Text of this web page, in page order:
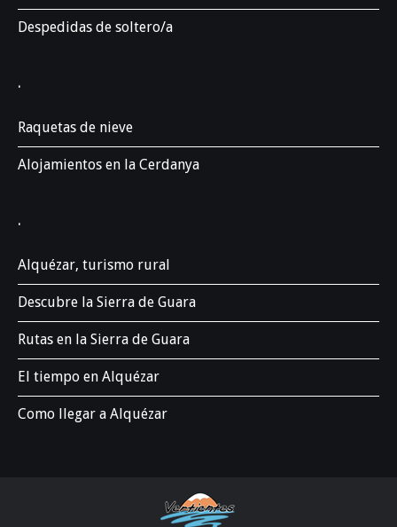
Despedidas de soltero/a
.
Raquetas de nieve
Alojamientos en la Cerdanya
.
Alquézar, turismo rural
Descubre la Sierra de Guara
Rutas en la Sierra de Guara
El tiempo en Alquézar
Como llegar a Alquézar